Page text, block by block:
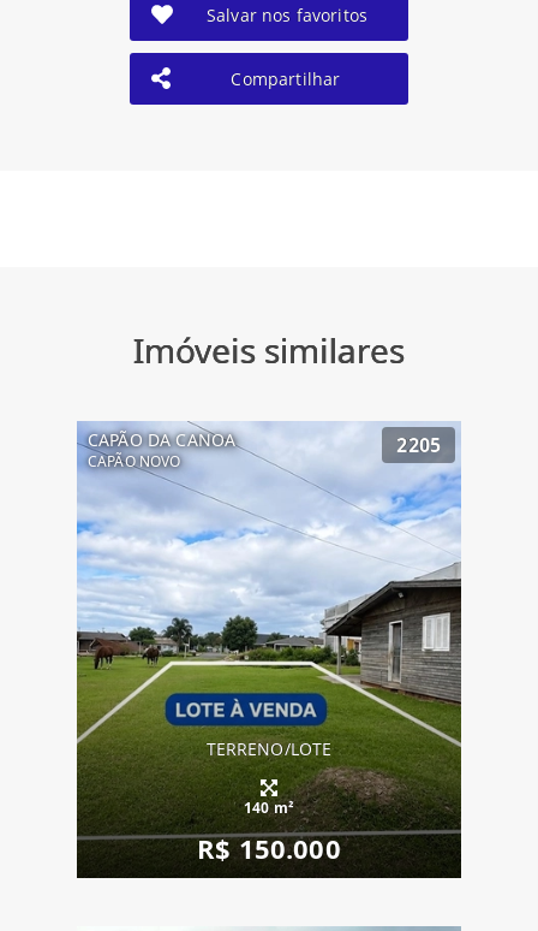
Salvar nos favoritos
Compartilhar
Imóveis similares
CAPÃO DA CANOA
CAPÃO NOVO
2205
TERRENO/LOTE
140 m²
R$ 150.000